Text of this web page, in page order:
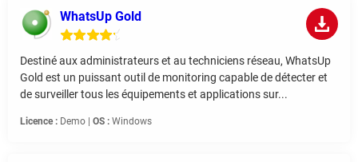
WhatsUp Gold
Destiné aux administrateurs et au techniciens réseau, WhatsUp
Gold est un puissant outil de monitoring capable de détecter et
de surveiller tous les équipements et applications sur...
Licence : Demo | OS : Windows